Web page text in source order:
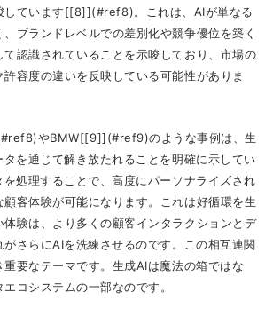
しています[[8]](#ref8)。これは、AIが単なる
ブランドレベルでの差別化や競争優位を築く
て認識されていることを示唆しており、市場の
容度の違いを反映している可能性がありま
やBMW[[9]](#ref9)のような事例は、生
を通じて解き放たれることを明確に示してい
を処理することで、高度にパーソナライズされ
客体験が可能になります。これは好循環を生
験は、より多くの顧客インタラクションとデ
がさらにAIを洗練させるのです。この相互連関
重要なテーマです。生成AIは魔法の箱ではな
コシステムの一部なのです。